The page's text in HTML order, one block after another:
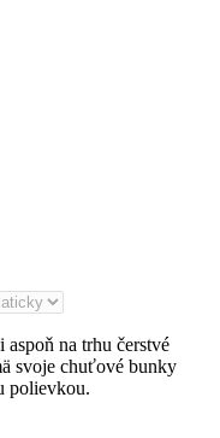
na trhu čerstvé
svoje chuťové bunky
polievkou.